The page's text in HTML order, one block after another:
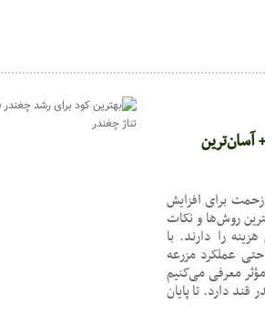
آسان‌ترین
زحمت برای افزایش
روش‌ها و نکات
را دارند. با
عملکرد مزرعه
معرفی می‌کنیم
دارد. تا پایان